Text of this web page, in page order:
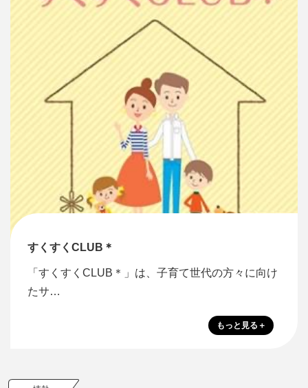
すくすくCLUB＊
「すくすくCLUB＊」は、子育て世代の方々に向け
たサ…